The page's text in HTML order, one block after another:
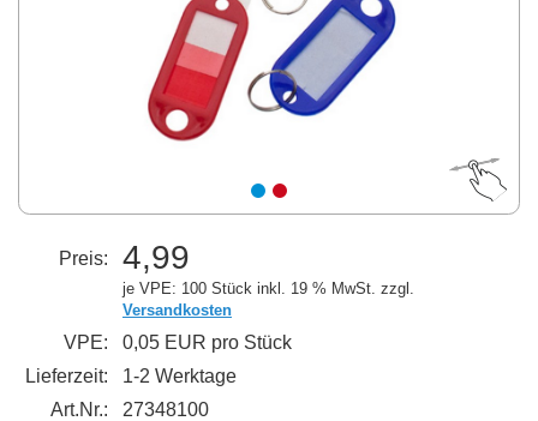
Preis: 4,99
je VPE: 100 Stück inkl. 19 % MwSt. zzgl.
Versandkosten
VPE:
0,05 EUR pro Stück
Lieferzeit:
1-2 Werktage
Art.Nr.:
27348100